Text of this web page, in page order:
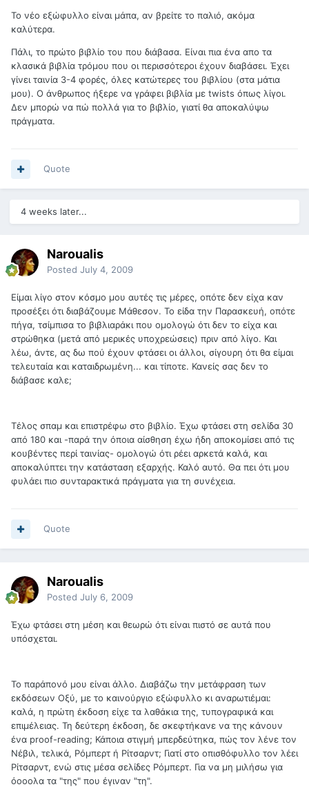
Το νέο εξώφυλλο είναι μάπα, αν βρείτε το παλιό, ακόμα
καλύτερα.
Πάλι, το πρώτο βιβλίο του που διάβασα. Είναι πια ένα απο τα
κλασικά βιβλία τρόμου που οι περισσότεροι έχουν διαβάσει. Έχει
γίνει ταινία 3-4 φορές, όλες κατώτερες του βιβλίου (στα μάτια
μου). Ο άνθρωπος ήξερε να γράφει βιβλία με twists όπως λίγοι.
Δεν μπορώ να πώ πολλά για το βιβλίο, γιατί θα αποκαλύψω
πράγματα.
Quote
4 weeks later...
Naroualis
Posted July 4, 2009
Είμαι λίγο στον κόσμο μου αυτές τις μέρες, οπότε δεν είχα καν
προσέξει ότι διαβάζουμε Μάθεσον. Το είδα την Παρασκευή, οπότε
πήγα, τσίμπισα το βιβλιαράκι που ομολογώ ότι δεν το είχα και
στρώθηκα (μετά από μερικές υποχρεώσεις) πριν από λίγο. Και
λέω, άντε, ας δω πού έχουν φτάσει οι άλλοι, σίγουρη ότι θα είμαι
τελευταία και καταιδρωμένη... και τίποτε. Κανείς σας δεν το
διάβασε καλε;
Τέλος σπαμ και επιστρέφω στο βιβλίο. Έχω φτάσει στη σελίδα 30
από 180 και -παρά την όποια αίσθηση έχω ήδη αποκομίσει από τις
κουβέντες περί ταινίας- ομολογώ ότι ρέει αρκετά καλά, και
αποκαλύπτει την κατάσταση εξαρχής. Καλό αυτό. Θα πει ότι μου
φυλάει πιο συνταρακτικά πράγματα για τη συνέχεια.
Quote
Naroualis
Posted July 6, 2009
Έχω φτάσει στη μέση και θεωρώ ότι είναι πιστό σε αυτά που
υπόσχεται.
Το παράπονό μου είναι άλλο. Διαβάζω την μετάφραση των
εκδόσεων Οξύ, με το καινούργιο εξώφυλλο κι αναρωτιέμαι:
καλά, η πρώτη έκδοση είχε τα λαθάκια της, τυπογραφικά και
επιμέλειας. Τη δεύτερη έκδοση, δε σκεφτήκανε να της κάνουν
ένα proof-reading; Κάποια στιγμή μπερδεύτηκα, πώς τον λένε τον
Νέβιλ, τελικά, Ρόμπερτ ή Ρίτσαρντ; Γιατί στο οπισθόφυλλο τον λέει
Ρίτσαρντ, ενώ στις μέσα σελίδες Ρόμπερτ. Για να μη μιλήσω για
όοοολα τα "της" που έγιναν "τη".